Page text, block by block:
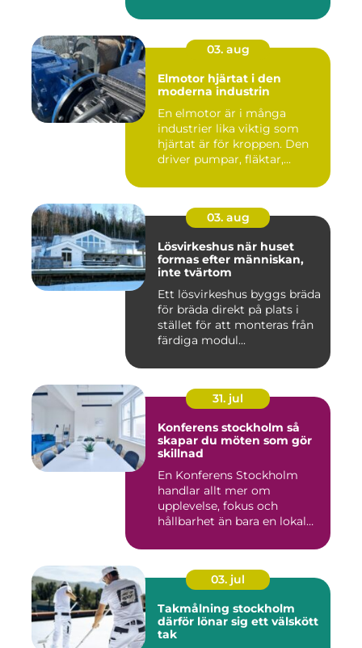
03. aug
Elmotor hjärtat i den
moderna industrin
En elmotor är i många
industrier lika viktig som
hjärtat är för kroppen. Den
driver pumpar, fläktar,...
03. aug
Lösvirkeshus när huset
formas efter människan,
inte tvärtom
Ett lösvirkeshus byggs bräda
för bräda direkt på plats i
stället för att monteras från
färdiga modul...
31. jul
Konferens stockholm så
skapar du möten som gör
skillnad
En Konferens Stockholm
handlar allt mer om
upplevelse, fokus och
hållbarhet än bara en lokal
03. jul
Takmålning stockholm
därför lönar sig ett välskött
tak